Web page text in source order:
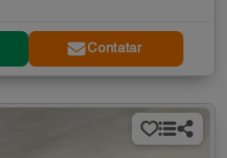
Contatar